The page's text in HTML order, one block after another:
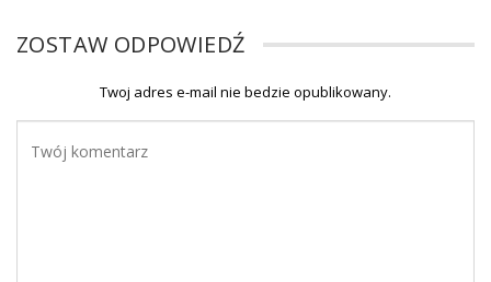
ZOSTAW ODPOWIEDŹ
Twoj adres e-mail nie bedzie opublikowany.